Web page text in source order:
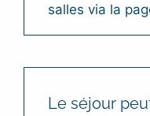
salles via la
Le séjour